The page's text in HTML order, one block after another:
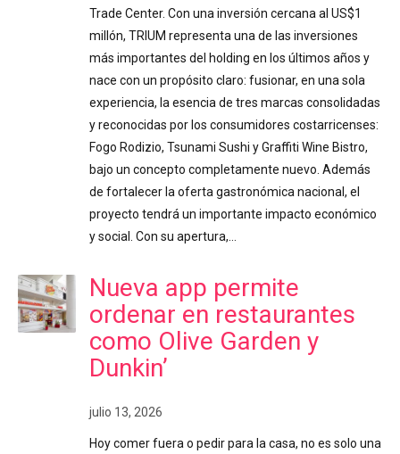
Trade Center. Con una inversión cercana al US$1
millón, TRIUM representa una de las inversiones
más importantes del holding en los últimos años y
nace con un propósito claro: fusionar, en una sola
experiencia, la esencia de tres marcas consolidadas
y reconocidas por los consumidores costarricenses:
Fogo Rodizio, Tsunami Sushi y Graffiti Wine Bistro,
bajo un concepto completamente nuevo. Además
de fortalecer la oferta gastronómica nacional, el
proyecto tendrá un importante impacto económico
y social. Con su apertura,…
Nueva app permite
ordenar en restaurantes
como Olive Garden y
Dunkin’
julio 13, 2026
Hoy comer fuera o pedir para la casa, no es solo una